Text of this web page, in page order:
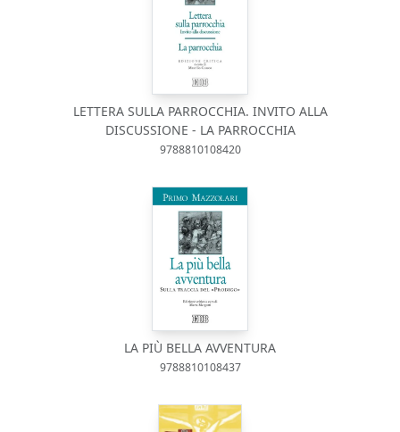
LETTERA SULLA PARROCCHIA. INVITO ALLA
DISCUSSIONE - LA PARROCCHIA
9788810108420
LA PIÙ BELLA AVVENTURA
9788810108437